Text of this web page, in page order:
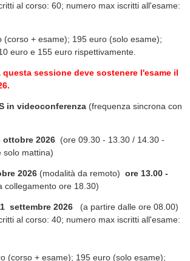
al corso: 60; numero max iscritti all'esame:
(corso + esame); 195 euro (solo esame);
euro e 155 euro rispettivamente.
sessione deve sostenere l'esame il
in videoconferenza (frequenza sincrona con
ottobre 2026 (ore 09.30 - 13.30 / 14.30 -
solo mattina)
2026 (modalità da remoto) ore 13.00 -
collegamento ore 18.30)
settembre 2026
(a partire dalle ore 08.00)
al corso: 40; numero max iscritti all'esame:
(corso + esame); 195 euro (solo esame);